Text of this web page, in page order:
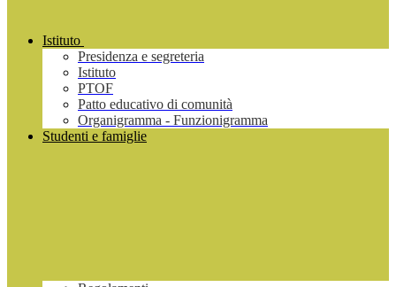
Istituto
Presidenza e segreteria
Istituto
PTOF
Patto educativo di comunità
Organigramma - Funzionigramma
Studenti e famiglie